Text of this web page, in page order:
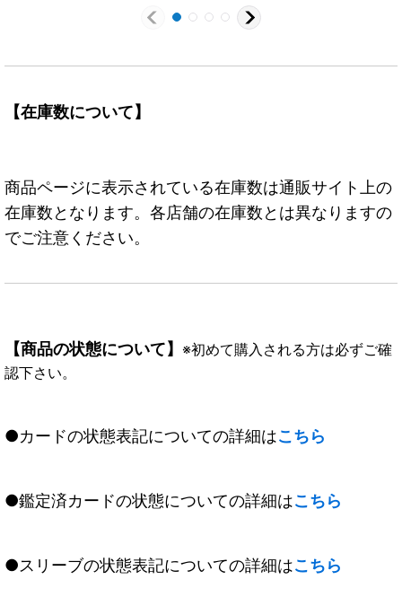
【在庫数について】
商品ページに表示されている在庫数は通販サイト上の
在庫数となります。各店舗の在庫数とは異なりますの
でご注意ください。
【商品の状態について】 ※初めて購入される方は必ずご確
認下さい。
●カードの状態表記についての詳細はこちら
●鑑定済カードの状態についての詳細はこちら
●スリーブの状態表記についての詳細はこちら